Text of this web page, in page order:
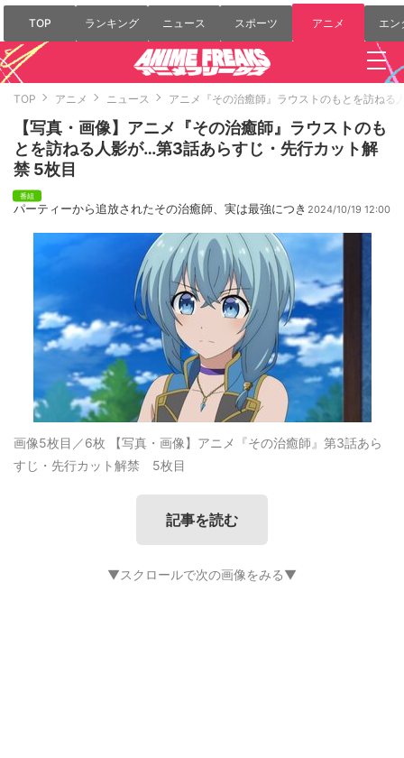
TOP ランキング ニュース スポーツ アニメ エン
TOP アニメ ニュース アニメ『その治癒師』ラウストのもとを訪ね
【写真・画像】アニメ『その治癒師』ラウストのも
とを訪ねる人影が…第3話あらすじ・先行カット解
禁 5枚目
パーティーから追放されたその治癒師、実は最強につき 2024/10/19 12:00
画像5枚目／6枚 【写真・画像】アニメ『その治癒師』第3話あら
すじ・先行カット解禁 5枚目
記事を読む
▼スクロールで次の画像をみる▼